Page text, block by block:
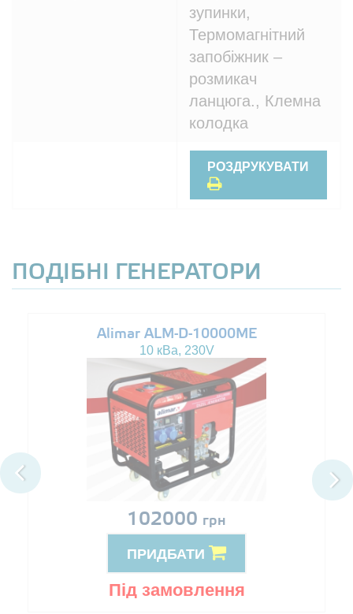
зупинки,
Термомагнітний
запобіжник –
розмикач
ланцюга., Клемна
колодка
РОЗДРУКУВАТИ
ПОДІБНІ ГЕНЕРАТОРИ
Alimar ALM-D-10000ME
10 кВа, 230V
102000 грн
ПРИДБАТИ
Під замовлення